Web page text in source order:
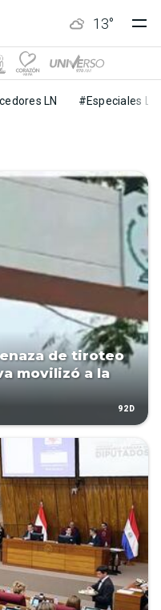
13°
LN #Especiales LN
de tiroteo
movilizó a la
92D